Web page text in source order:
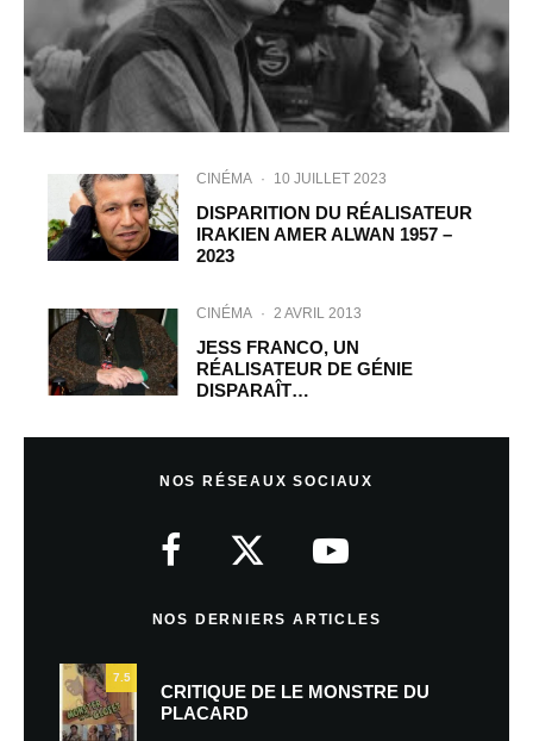
CINÉMA · 10 JUILLET 2023
DISPARITION DU RÉALISATEUR
IRAKIEN AMER ALWAN 1957 –
2023
CINÉMA · 2 AVRIL 2013
JESS FRANCO, UN
RÉALISATEUR DE GÉNIE
DISPARAÎT…
NOS RÉSEAUX SOCIAUX
NOS DERNIERS ARTICLES
7.5
CRITIQUE DE LE MONSTRE DU
PLACARD